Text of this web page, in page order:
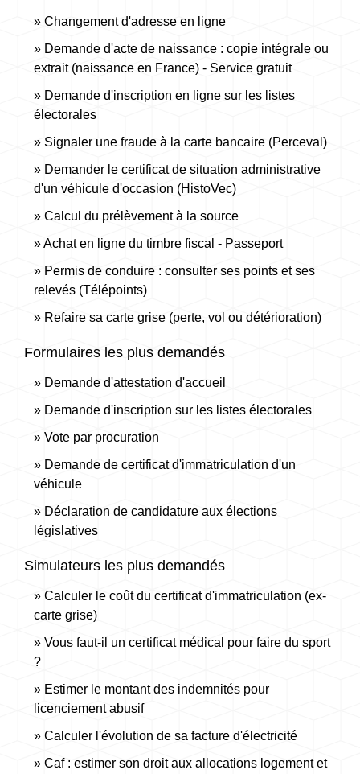
Changement d'adresse en ligne
Demande d'acte de naissance : copie intégrale ou
extrait (naissance en France) - Service gratuit
Demande d'inscription en ligne sur les listes
électorales
Signaler une fraude à la carte bancaire (Perceval)
Demander le certificat de situation administrative
d'un véhicule d'occasion (HistoVec)
Calcul du prélèvement à la source
Achat en ligne du timbre fiscal - Passeport
Permis de conduire : consulter ses points et ses
relevés (Télépoints)
Refaire sa carte grise (perte, vol ou détérioration)
Formulaires les plus demandés
Demande d'attestation d'accueil
Demande d'inscription sur les listes électorales
Vote par procuration
Demande de certificat d'immatriculation d'un
véhicule
Déclaration de candidature aux élections
législatives
Simulateurs les plus demandés
Calculer le coût du certificat d'immatriculation (ex-
carte grise)
Vous faut-il un certificat médical pour faire du sport
?
Estimer le montant des indemnités pour
licenciement abusif
Calculer l'évolution de sa facture d'électricité
Caf : estimer son droit aux allocations logement et